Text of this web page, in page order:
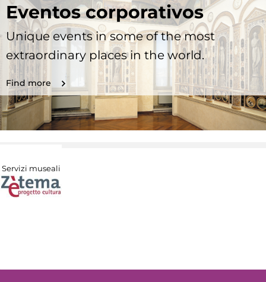
Eventos corporativos
Unique events in some of the most
extraordinary places in the world.
Find more
Servizi museali